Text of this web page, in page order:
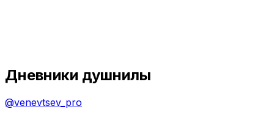
Дневники душнилы
@venevtsev_pro